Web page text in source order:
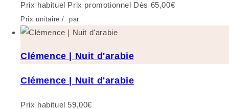
Prix habituel Prix promotionnel Dès 65,00€
Prix unitaire / par
Clémence | Nuit d'arabie
Clémence | Nuit d'arabie
Prix habituel 59,00€